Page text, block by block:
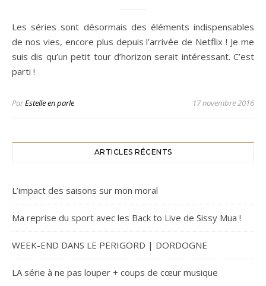
Les séries sont désormais des éléments indispensables
de nos vies, encore plus depuis l’arrivée de Netflix ! Je me
suis dis qu’un petit tour d’horizon serait intéressant. C’est
parti !
ParEstelle en parle 17 novembre 2016
ARTICLES RÉCENTS
L’impact des saisons sur mon moral
Ma reprise du sport avec les Back to Live de Sissy Mua !
WEEK-END DANS LE PERIGORD | DORDOGNE
LA série à ne pas louper + coups de cœur musique